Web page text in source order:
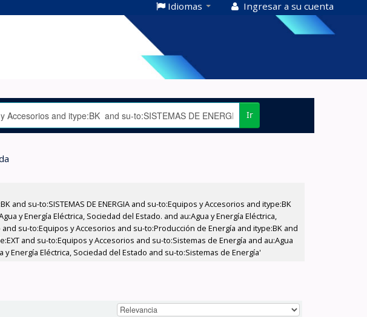
Idiomas Ingresar a su cuenta
Ir
su-to:SISTEMAS DE ENERGIA and su-to:Equipos y Accesorios and itype:BK
y Energía Eléctrica, Sociedad del Estado. and au:Agua y Energía Eléctrica,
su-to:Equipos y Accesorios and su-to:Producción de Energía and itype:BK and
and su-to:Equipos y Accesorios and su-to:Sistemas de Energía and au:Agua
Energía Eléctrica, Sociedad del Estado and su-to:Sistemas de Energía'